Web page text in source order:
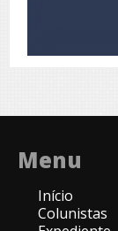
Menu
Início
Colunistas